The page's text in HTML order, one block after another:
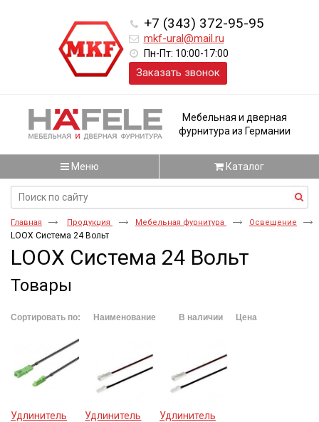
+7 (343) 372-95-95
mkf-ural@mail.ru
Пн-Пт: 10:00-17:00
Заказать звонок
Мебельная и дверная
фурнитура из Германии
Меню Каталог
Главная Продукция Мебельная фурнитура Освещение
LOOX Система 24 Вольт
LOOX Система 24 Вольт
Товары
Сортировать по: Наименование В наличии Цена
Удлинитель
Удлинитель
Удлинитель